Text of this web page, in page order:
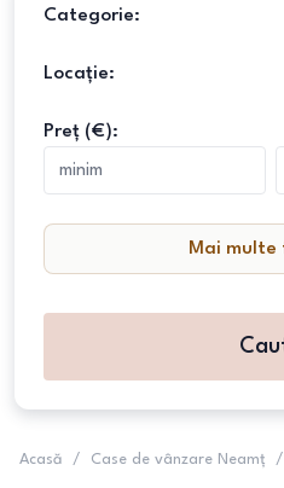
Categorie:
Locație:
Preț (€):
Mai multe
Acasă / Case de vânzare Neamț /